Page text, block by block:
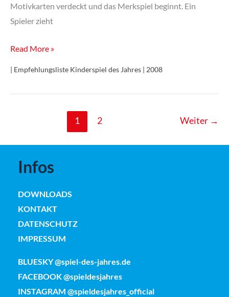
Motivkarten verdeckt und das Merkspiel beginnt. Ein
Spieler zieht
Alles
Read More »
| Empfehlungsliste Kinderspiel des Jahres | 2008
1 2 Weiter →
Infos
DOWNLOADS
KONTAKT
DATENSCHUTZ
IMPRESSUM
BLUESKY @spiel-des-jahres.de
FACEBOOK @spieldesjahres
INSTAGRAM @spieldesjahres_official